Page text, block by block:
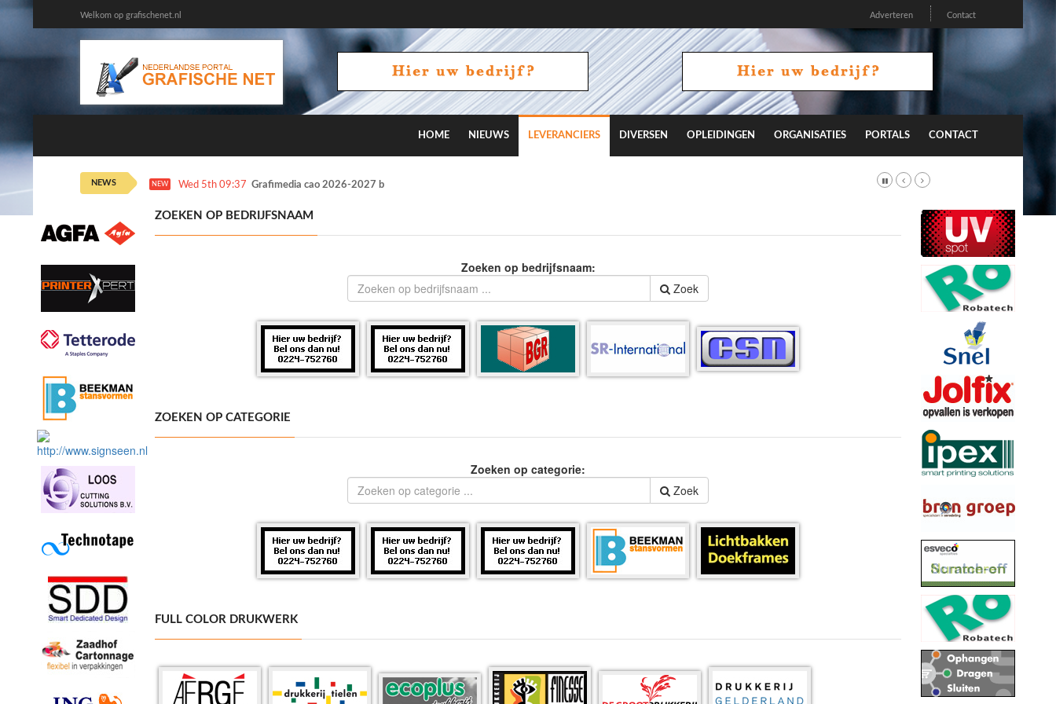
Welkom op grafischenet.nl Adverteren Contact
HOME NIEUWS LEVERANCIERS DIVERSEN OPLEIDINGEN ORGANISATIES PORTALS CONTACT
NEWS NEW Wed 5th 09:37 Grafimedia cao 2026-2027 beschikbaar in gedrukte vorm
ZOEKEN OP BEDRIJFSNAAM
Zoeken op bedrijfsnaam:
Zoek
ZOEKEN OP CATEGORIE
Zoeken op categorie:
Zoek
FULL COLOR DRUKWERK